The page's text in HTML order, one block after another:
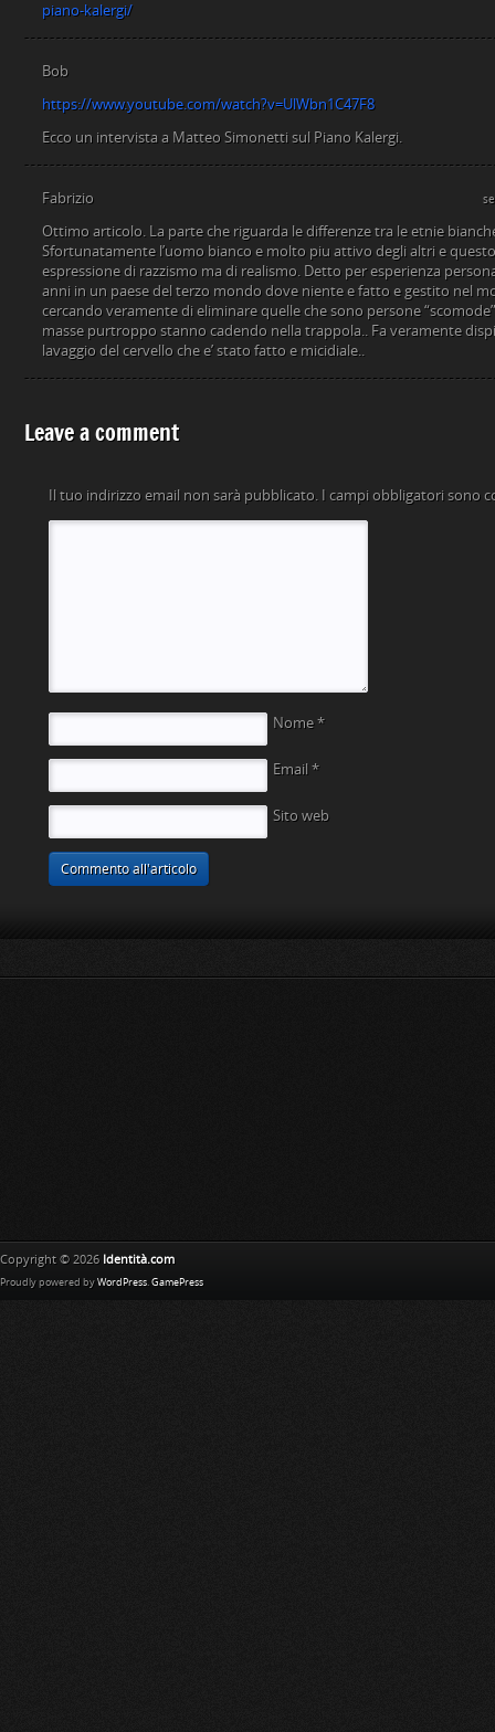
piano-kalergi/
Bob
https://www.youtube.com/watch?v=UlWbn1C47F8
Ecco un intervista a Matteo Simonetti sul Piano Kalergi.
Fabrizio
Ottimo articolo. La parte che riguarda le differenze tra le etnie
Sfortunatamente l’uomo bianco e molto piu attivo degli altri e
espressione di razzismo ma di realismo. Detto per esperienza
anni in un paese del terzo mondo dove niente e fatto e gestito nel
cercando veramente di eliminare quelle che sono persone
masse purtroppo stanno cadendo nella trappola.. Fa veramente
lavaggio del cervello che e’ stato fatto e micidiale..
Leave a comment
Il tuo indirizzo email non sarà pubblicato. I campi obbligatori sono
Nome *
Email *
Sito web
Copyright © 2026 Identità.com
Proudly powered by WordPress. GamePress